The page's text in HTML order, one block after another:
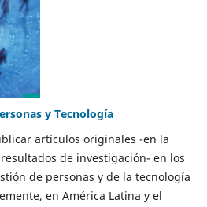
y Tecnología
artículos originales -en la
de investigación- en los
de personas y de la tecnología
en América Latina y el